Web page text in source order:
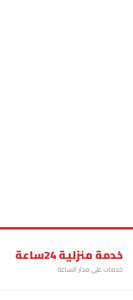
خدمة منزلية 24ساعة
خدمات على مدار الساعة